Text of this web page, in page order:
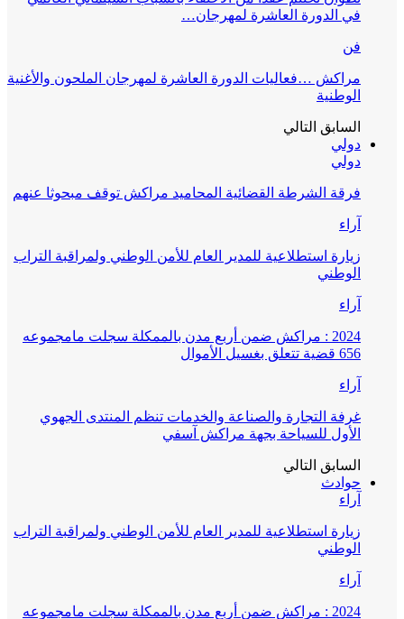
في الدورة العاشرة لمهرجان…
فن
مراكش …فعاليات الدورة العاشرة لمهرجان الملحون والأغنية
الوطنية
السابق التالي
دولي
دولي
فرقة الشرطة القضائية المحاميد مراكش توقف مبحوثا عنهم
آراء
زيارة استطلاعية للمدير العام للأمن الوطني ولمراقبة التراب
الوطني
آراء
2024 : مراكش ضمن أربع مدن بالممكلة سجلت مامجموعه
656 قضية تتعلق بغسيل الأموال
آراء
غرفة التجارة والصناعة والخدمات تنظم المنتدى الجهوي
الأول للسياحة بجهة مراكش آسفي
السابق التالي
حوادث
آراء
زيارة استطلاعية للمدير العام للأمن الوطني ولمراقبة التراب
الوطني
آراء
2024 : مراكش ضمن أربع مدن بالممكلة سجلت مامجموعه